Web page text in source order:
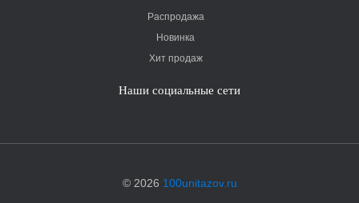
Распродажа
Новинка
Хит продаж
Наши социальные сети
© 2026 100unitazov.ru